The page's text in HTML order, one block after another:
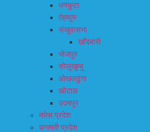
धनकुटा
तेह्थुम
संखुवासभा
खाँदबारी
भोजपुर
सोलुखुम्बु
ओखलढुंगा
खोटाङ
उदयपुर
मधेस प्रदेश
बागमती प्रदेश